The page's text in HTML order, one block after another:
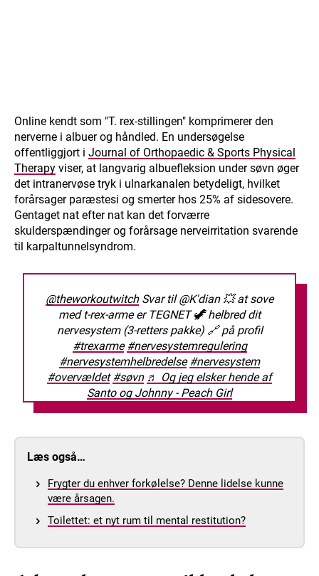
Online kendt som "T. rex-stillingen" komprimerer den
nerverne i albuer og håndled. En undersøgelse
offentliggjort i Journal of Orthopaedic & Sports Physical
Therapy viser, at langvarig albuefleksion under søvn øger
det intranervøse tryk i ulnarkanalen betydeligt, hvilket
forårsager paræstesi og smerter hos 25% af sidesovere.
Gentaget nat efter nat kan det forværre
skulderspændinger og forårsage nerveirritation svarende
til karpaltunnelsyndrom.
@theworkoutwitchSvar til @K'dian 💥 at sove
med t-rex-arme er TEGNET 🦖 helbred dit
nervesystem (3-retters pakke) 🔗 på profil
#trexarme #nervesystemregulering
#nervesystemhelbredelse #nervesystem
#overvældet #søvn ♬ Og jeg elsker hende af
Santo og Johnny - Peach Girl
Læs også…
Frygter du enhver forkølelse? Denne lidelse kunne
være årsagen.
Toilettet: et nyt rum til mental restitution?